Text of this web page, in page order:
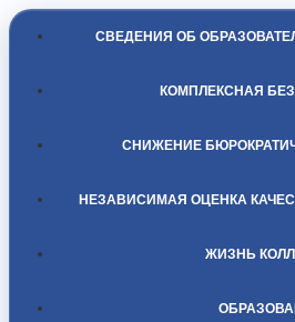
СВЕДЕНИЯ ОБ
КОМПЛЕКСНАЯ
СНИЖЕНИЕ
НЕЗАВИСИМАЯ ОЦЕНКА
ЖИЗНЬ